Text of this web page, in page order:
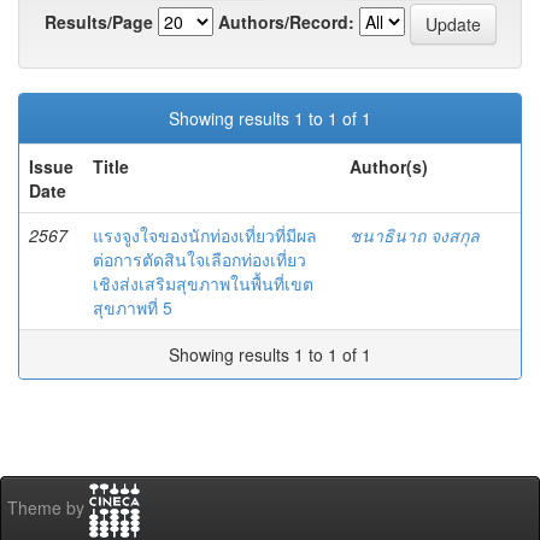
Results/Page
Authors/Record:
Showing results 1 to 1 of 1
Issue
Date
Title Author(s)
2567
แรงจูงใจของนักท่องเที่ยวที่มีผล
ต่อการตัดสินใจเลือกท่องเที่ยว
เชิงส่งเสริมสุขภาพในพื้นที่เขต
สุขภาพที่ 5
ชนาธินาถ จงสกุล
Showing results 1 to 1 of 1
Theme by